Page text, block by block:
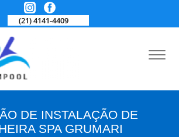
(21) 4141-4409
DE INSTALAÇÃO DE
SPA GRUMARI